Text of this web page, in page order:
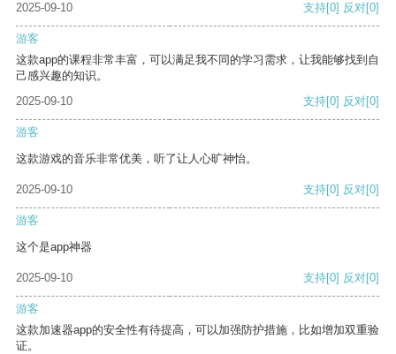
2025-09-10
支持[0] 反对[0]
游客
这款app的课程非常丰富，可以满足我不同的学习需求，让我能够找到自
己感兴趣的知识。
2025-09-10
支持[0] 反对[0]
游客
这款游戏的音乐非常优美，听了让人心旷神怡。
2025-09-10 支持[0] 反对[0]
游客
这个是app神器
2025-09-10 支持[0] 反对[0]
游客
这款加速器app的安全性有待提高，可以加强防护措施，比如增加双重验
证。